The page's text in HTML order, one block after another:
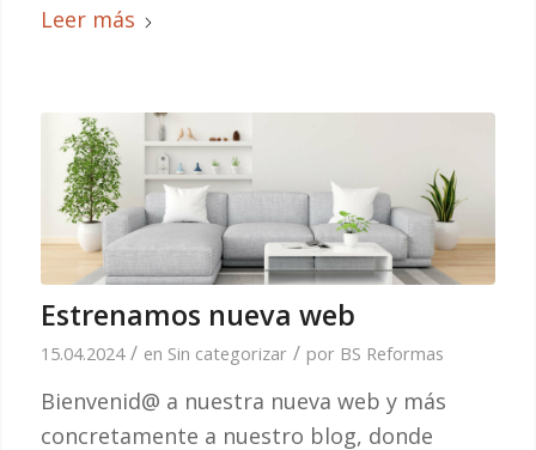
Leer más
Estrenamos nueva web
15.04.2024 / en Sin categorizar / por BS Reformas
Bienvenid@ a nuestra nueva web y más
concretamente a nuestro blog, donde